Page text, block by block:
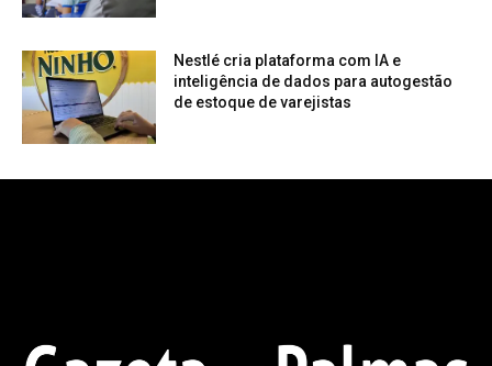
Nestlé cria plataforma com IA e
inteligência de dados para autogestão
de estoque de varejistas